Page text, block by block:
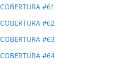
COBERTURA #61
COBERTURA #62
COBERTURA #63
COBERTURA #64